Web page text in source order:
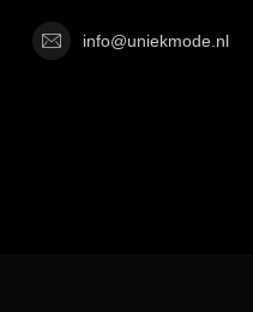
info@uniekmode.nl